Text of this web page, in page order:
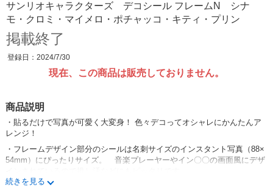
サンリオキャラクターズ デコシール フレームN シナ
モ・クロミ・マイメロ・ポチャッコ・キティ・プリン
掲載終了
登録日：2024/7/30
現在、この商品は販売しておりません。
商品説明
・貼るだけで写真が可愛く大変身！ 色々デコってオシャレにかんたんア
レンジ！
・フレームデザイン部分のシールは名刺サイズのインスタント写真（88×
54mm）にぴったりサイズ。 音楽プレーヤーやイン〇〇の画面風にデザ
・小さなシールも沢山ついているので、いろいろな場所へ色々貼れます
続きを見る